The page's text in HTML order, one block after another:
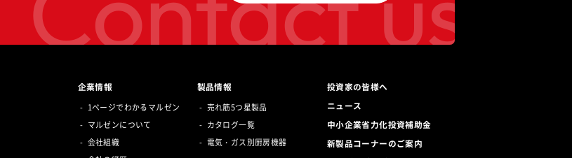
企業情報
1ページでわかるマルゼン
マルゼンについて
会社組織
製品情報
売れ筋5つ星製品
カタログ一覧
電気・ガス別厨房機器
投資家の皆様へ
ニュース
中小企業省力化投資補助金
新製品コーナーのご案内